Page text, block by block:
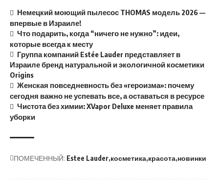
Немецкий моющий пылесос THOMAS модель 2026 —
впервые в Израиле!
Что подарить, когда “ничего не нужно”: идеи,
которые всегда к месту
Группа компаний Estée Lauder представляет в
Израиле бренд натуральной и экологичной косметики
Origins
Женская повседневность без «героизма»: почему
сегодня важно не успевать все, а оставаться в ресурсе
Чистота без химии: XVapor Deluxe меняет правила
уборки
ПОМЕЧЕННЫЙ: Estee Lauder косметика красота новинки